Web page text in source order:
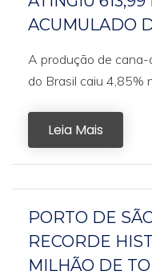
ACUMULADO
A produção de
do Brasil caiu 4,85%
Leia Mais
PORTO DE
RECORDE
MILHÃO DE